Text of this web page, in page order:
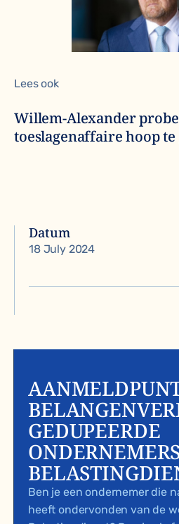
Lees ook
Willem-Alexander
toeslagenaffaire hoop te
Datum
18 July 2024
GEDUPEERDE
Ben je een ondernemer die
heeft ondervonden van de